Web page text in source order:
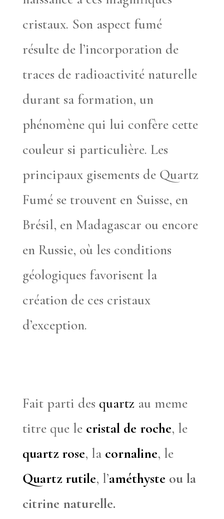
cristaux. Son aspect fumé
résulte de l’incorporation de
traces de radioactivité naturelle
durant sa formation, un
phénomène qui lui confère cette
couleur si particulière. Les
principaux gisements de Quartz
Fumé se trouvent en Suisse, en
Brésil, en Madagascar ou encore
en Russie, où les conditions
géologiques favorisent la
création de ces cristaux
d’exception.
Fait parti des quartz au meme
titre que le cristal de roche, le
quartz rose, la cornaline, le
Quartz rutile, l’améthyste ou la
citrine naturelle.